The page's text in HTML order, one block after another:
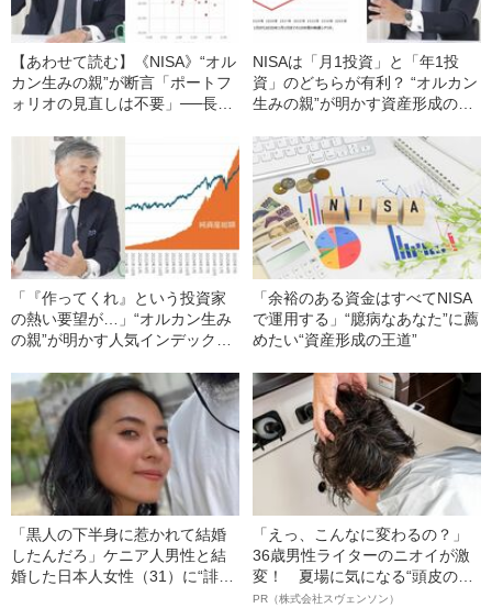
【あわせて読む】《NISA》“オル
カン生みの親”が断言「ポートフ
ォリオの見直しは不要」──長期
インドとは
NISAは「月1投資」と「年1投
資」のどちらが有利？ “オルカン
生みの親”が明かす資産形成の考
「『作ってくれ』という投資家
の熱い要望が…」“オルカン生み
の親”が明かす人気インデックス
「余裕のある資金はすべてNISA
で運用する」“臆病なあなた”に薦
めたい“資産形成の王道”
「黒人の下半身に惹かれて結婚
したんだろ」ケニア人男性と結
婚した日本人女性（31）に“誹謗
「えっ、こんなに変わるの？」
36歳男性ライターのニオイが激
変！ 夏場に気になる“頭皮のニ
オイ”や“ベタつき”を解消す
PR（株式会社スヴェンソン）